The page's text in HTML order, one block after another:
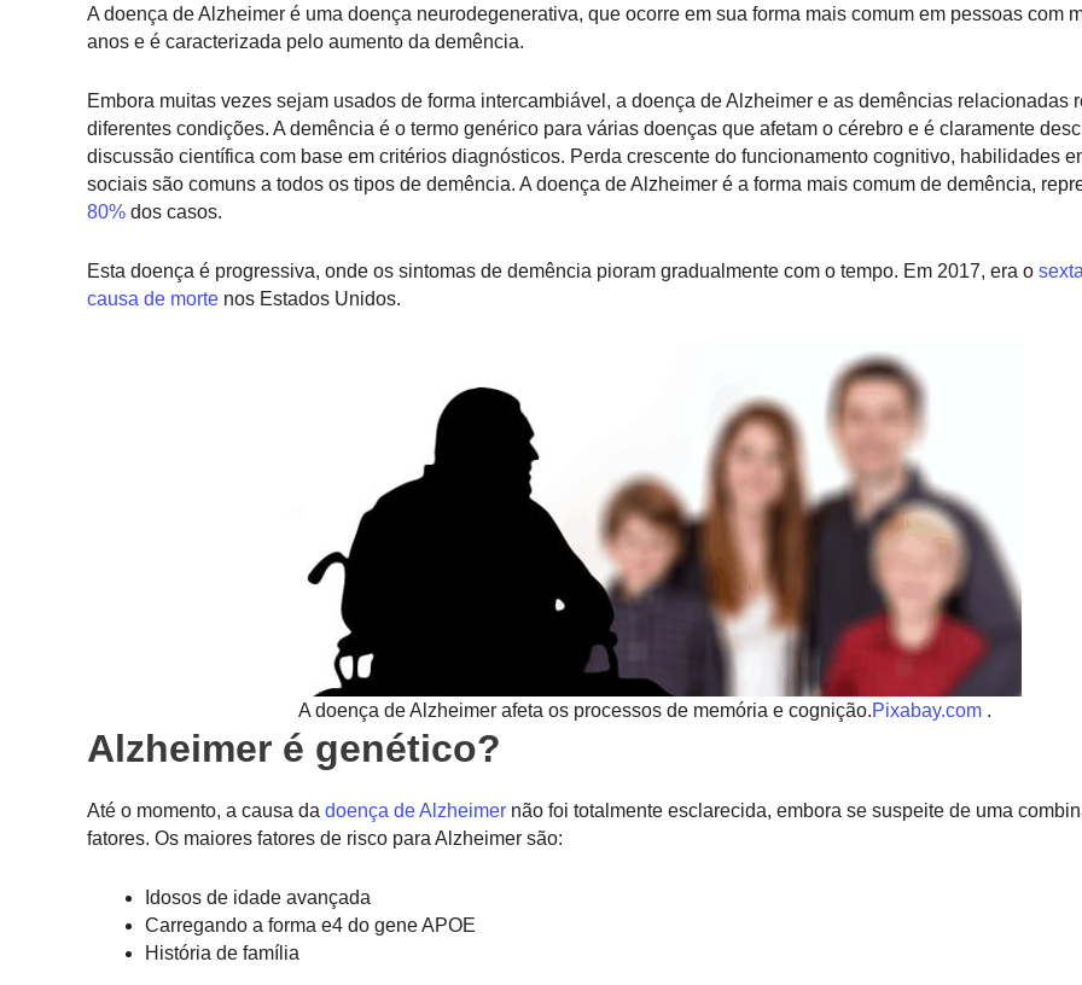
A doença de Alzheimer é uma doença neurodegenerativa, que ocorre em sua forma mais comum em pessoas com
anos e é caracterizada pelo aumento da demência.
Embora muitas vezes sejam usados de forma intercambiável, a doença de Alzheimer e as demências relacionadas
diferentes condições. A demência é o termo genérico para várias doenças que afetam o cérebro e é claramente
discussão científica com base em critérios diagnósticos. Perda crescente do funcionamento cognitivo, habilidades
sociais são comuns a todos os tipos de demência. A doença de Alzheimer é a forma mais comum de demência,
80% dos casos.
Esta doença é progressiva, onde os sintomas de demência pioram gradualmente com o tempo. Em 2017, era o
causa de morte nos Estados Unidos.
A doença de Alzheimer afeta os processos de memória e cognição.Pixabay.com.
Alzheimer é genético?
Até o momento, a causa da doença de Alzheimer não foi totalmente esclarecida, embora se suspeite de uma
fatores. Os maiores fatores de risco para Alzheimer são:
Idosos de idade avançada
Carregando a forma e4 do gene APOE
História de família